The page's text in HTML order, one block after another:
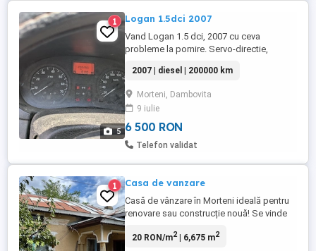
5
1 Logan 1.5dci 2007
Vand Logan 1.5 dci, 2007 cu ceva
probleme la pornire. Servo-directie,
electrice, două rânduri de roți vară-iarnă
,plus alte piese noi. Nu are AC. Mașina are
ambreiajul schimbat în noiembrie 2025
plus uleiul si filtrele. Prețul este negociabil.
2007 | diesel | 200000 km
Morteni, Dambovita
9 iulie
6 500 RON
Telefon validat
1 Casa de vanzare
Casă de vânzare în Morteni ideală pentru
renovare sau construcție nouă! Se vinde
zonă liniștită, perfectă pentru cei care își
20 RON/m2| 6,675 m2